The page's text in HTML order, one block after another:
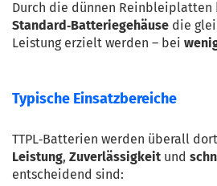
Standard‑Batteriegehäuse die
Leistung erzielt werden – bei
Typische Einsatzbereiche
TTPL‑Batterien werden überall
Leistung, Zuverlässigkeit und
entscheidend sind: